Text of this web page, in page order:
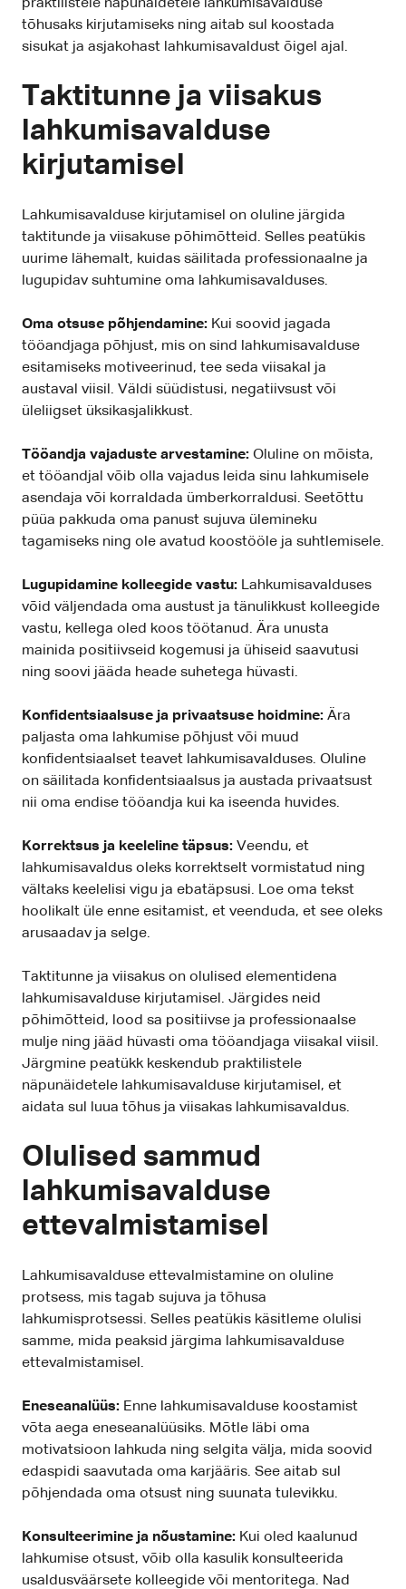
praktilistele näpunäidetele lahkumisavalduse
tõhusaks kirjutamiseks ning aitab sul koostada
sisukat ja asjakohast lahkumisavaldust õigel ajal.
Taktitunne ja viisakus
lahkumisavalduse
kirjutamisel
Lahkumisavalduse kirjutamisel on oluline järgida
taktitunde ja viisakuse põhimõtteid. Selles peatükis
uurime lähemalt, kuidas säilitada professionaalne ja
lugupidav suhtumine oma lahkumisavalduses.
Oma otsuse põhjendamine: Kui soovid jagada
tööandjaga põhjust, mis on sind lahkumisavalduse
esitamiseks motiveerinud, tee seda viisakal ja
austaval viisil. Väldi süüdistusi, negatiivsust või
üleliigset üksikasjalikkust.
Tööandja vajaduste arvestamine: Oluline on mõista,
et tööandjal võib olla vajadus leida sinu lahkumisele
asendaja või korraldada ümberkorraldusi. Seetõttu
püüa pakkuda oma panust sujuva ülemineku
tagamiseks ning ole avatud koostööle ja suhtlemisele.
Lugupidamine kolleegide vastu: Lahkumisavalduses
võid väljendada oma austust ja tänulikkust kolleegide
vastu, kellega oled koos töötanud. Ära unusta
mainida positiivseid kogemusi ja ühiseid saavutusi
ning soovi jääda heade suhetega hüvasti.
Konfidentsiaalsuse ja privaatsuse hoidmine: Ära
paljasta oma lahkumise põhjust või muud
konfidentsiaalset teavet lahkumisavalduses. Oluline
on säilitada konfidentsiaalsus ja austada privaatsust
nii oma endise tööandja kui ka iseenda huvides.
Korrektsus ja keeleline täpsus: Veendu, et
lahkumisavaldus oleks korrektselt vormistatud ning
vältaks keelelisi vigu ja ebatäpsusi. Loe oma tekst
hoolikalt üle enne esitamist, et veenduda, et see oleks
arusaadav ja selge.
Taktitunne ja viisakus on olulised elementidena
lahkumisavalduse kirjutamisel. Järgides neid
põhimõtteid, lood sa positiivse ja professionaalse
mulje ning jääd hüvasti oma tööandjaga viisakal viisil.
Järgmine peatükk keskendub praktilistele
näpunäidetele lahkumisavalduse kirjutamisel, et
aidata sul luua tõhus ja viisakas lahkumisavaldus.
Olulised sammud
lahkumisavalduse
ettevalmistamisel
Lahkumisavalduse ettevalmistamine on oluline
protsess, mis tagab sujuva ja tõhusa
lahkumisprotsessi. Selles peatükis käsitleme olulisi
samme, mida peaksid järgima lahkumisavalduse
ettevalmistamisel.
Eneseanalüüs: Enne lahkumisavalduse koostamist
võta aega eneseanalüüsiks. Mõtle läbi oma
motivatsioon lahkuda ning selgita välja, mida soovid
edaspidi saavutada oma karjääris. See aitab sul
põhjendada oma otsust ning suunata tulevikku.
Konsulteerimine ja nõustamine: Kui oled kaalunud
lahkumise otsust, võib olla kasulik konsulteerida
usaldusväärsete kolleegide või mentoritega. Nad